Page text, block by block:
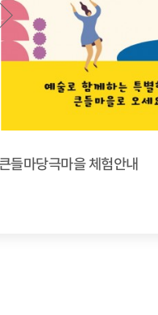
들마당극마을 체험안내